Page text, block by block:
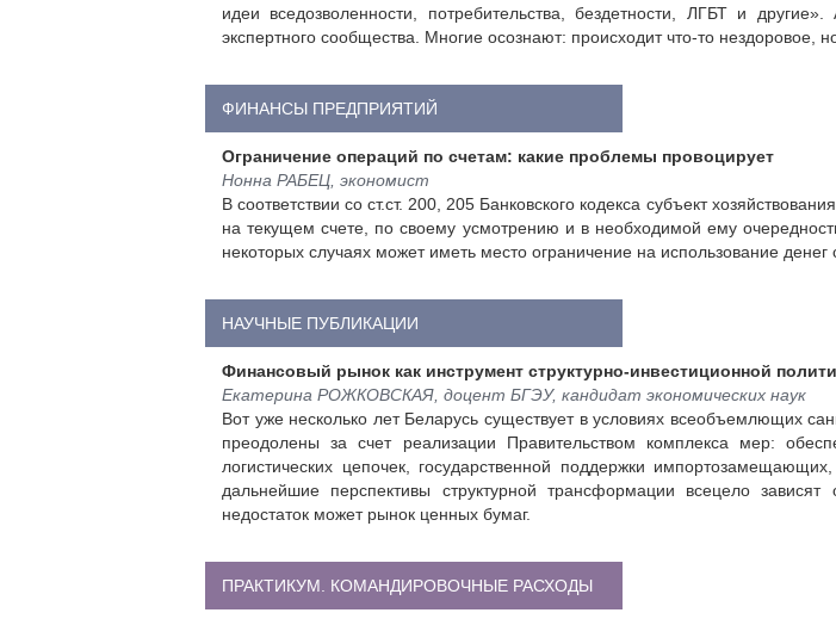
идеи вседозволенности, потребительства, бездетности, ЛГБТ и
экспертного сообщества. Многие осознают: происходит что-то нездоровое,
ФИНАНСЫ ПРЕДПРИЯТИЙ
Ограничение операций по счетам: какие проблемы провоцирует
Нонна РАБЕЦ, экономист
В соответствии со ст.ст. 200, 205 Банковского кодекса субъект
на текущем счете, по своему усмотрению и в необходимой ему
некоторых случаях может иметь место ограничение на использование денег
НАУЧНЫЕ ПУБЛИКАЦИИ
Финансовый рынок как инструмент структурно-инвестиционной
Екатерина РОЖКОВСКАЯ, доцент БГЭУ, кандидат экономических наук
Вот уже несколько лет Беларусь существует в условиях всеобъемлющих
преодолены за счет реализации Правительством комплекса мер:
логистических цепочек, государственной поддержки
дальнейшие перспективы структурной трансформации всецело
недостаток может рынок ценных бумаг.
ПРАКТИКУМ. КОМАНДИРОВОЧНЫЕ РАСХОДЫ